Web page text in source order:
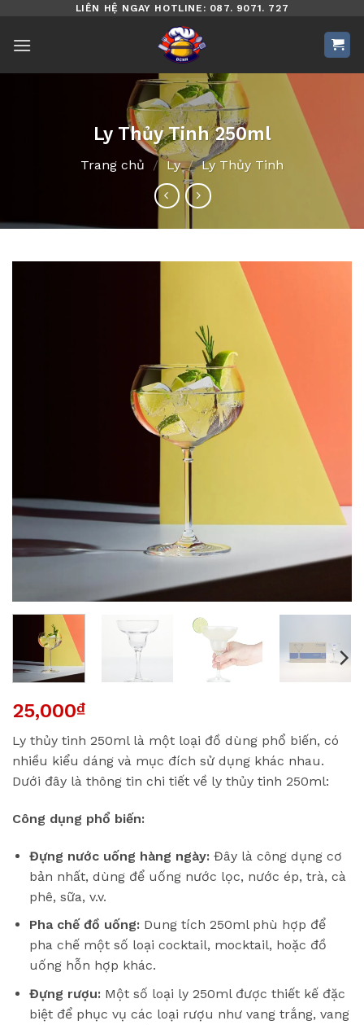
nội
dung
LIÊN HỆ NGAY HOTLINE: 087. 9071. 727
Ly Thủy Tinh 250ml
Trang chủ / Ly / Ly Thủy Tinh
25,000₫
Ly thủy tinh 250ml là một loại đồ dùng phổ biến, có
nhiều kiểu dáng và mục đích sử dụng khác nhau.
Dưới đây là thông tin chi tiết về ly thủy tinh 250ml:
Công dụng phổ biến:
Đựng nước uống hàng ngày:Đây là công dụng cơ
bản nhất, dùng để uống nước lọc, nước ép, trà, cà
phê, sữa, v.v.
Pha chế đồ uống:Dung tích 250ml phù hợp để
pha chế một số loại cocktail, mocktail, hoặc đồ
uống hỗn hợp khác.
Đựng rượu:Một số loại ly 250ml được thiết kế đặc
biệt để phục vụ các loại rượu như vang trắng, vang